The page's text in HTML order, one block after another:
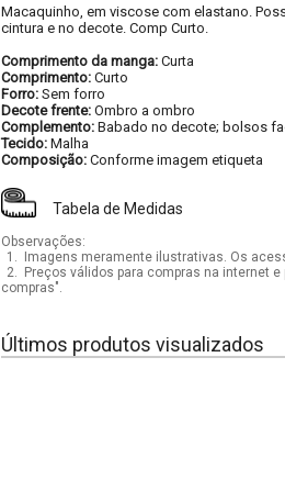
Macaquinho, em viscose com elastano.
cintura e no decote. Comp Curto.
Comprimento da manga: Curta
Comprimento: Curto
Forro: Sem forro
Decote frente: Ombro a ombro
Complemento: Babado no decote; bolsos
Tecido: Malha
Composição: Conforme imagem etiqueta
Tabela de Medidas
Observações:
1.
Imagens meramente ilustrativas. Os
2.
Preços válidos para compras na internet
compras".
Últimos produtos visualizados